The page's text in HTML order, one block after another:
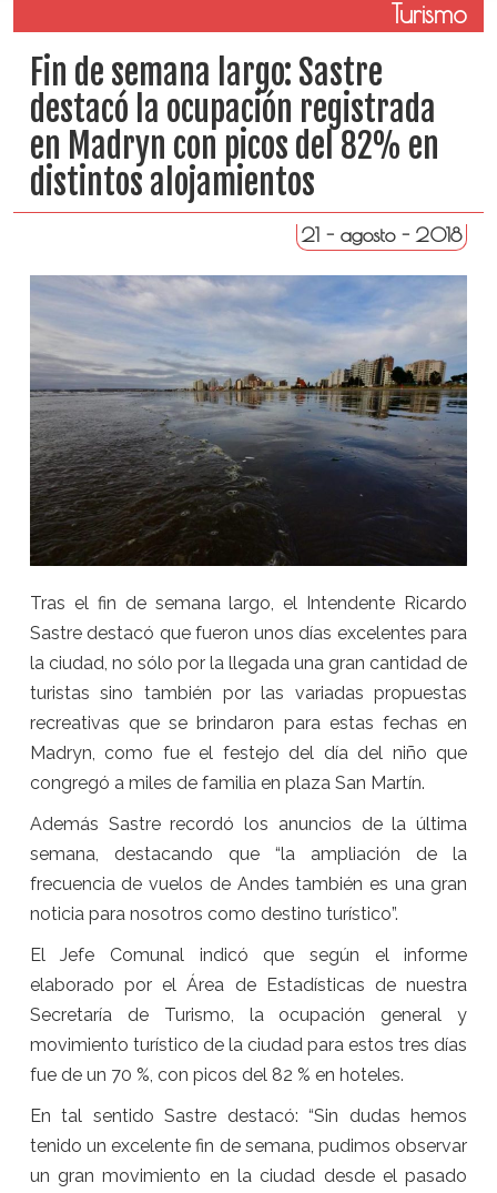
Turismo
Fin de semana largo: Sastre
destacó la ocupación registrada
en Madryn con picos del 82% en
distintos alojamientos
21 - agosto - 2018
Tras el fin de semana largo, el Intendente Ricardo
Sastre destacó que fueron unos días excelentes para
la ciudad, no sólo por la llegada una gran cantidad de
turistas sino también por las variadas propuestas
recreativas que se brindaron para estas fechas en
Madryn, como fue el festejo del día del niño que
congregó a miles de familia en plaza San Martín.
Además Sastre recordó los anuncios de la última
semana, destacando que “la ampliación de la
frecuencia de vuelos de Andes también es una gran
noticia para nosotros como destino turístico”.
El Jefe Comunal indicó que según el informe
elaborado por el Área de Estadísticas de nuestra
Secretaría de Turismo, la ocupación general y
movimiento turístico de la ciudad para estos tres días
fue de un 70 %, con picos del 82 % en hoteles.
En tal sentido Sastre destacó: “Sin dudas hemos
tenido un excelente fin de semana, pudimos observar
un gran movimiento en la ciudad desde el pasado